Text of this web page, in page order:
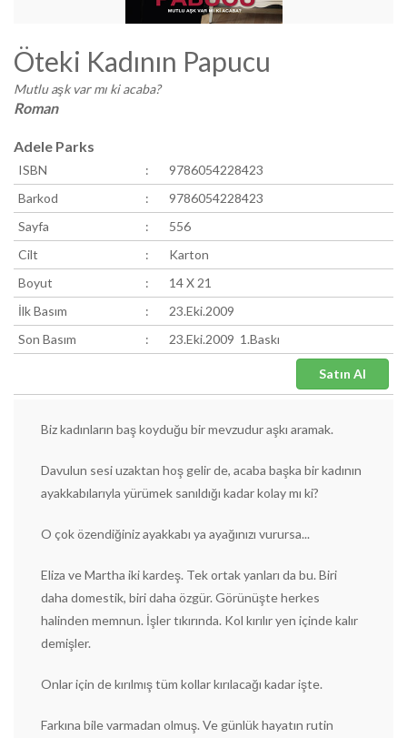
Öteki Kadının Papucu
Mutlu aşk var mı ki acaba?
Roman
Adele Parks
ISBN :
9786054228423
Barkod
:
9786054228423
Sayfa
:
556
Cilt
:
Karton
Boyut
:
14 X 21
İlk Basım
:
23.Eki.2009
Son Basım
: 23.Eki.2009 1.Baskı
Biz kadınların baş koyduğu bir mevzudur aşkı aramak.
Davulun sesi uzaktan hoş gelir de, acaba başka bir kadının
ayakkabılarıyla yürümek sanıldığı kadar kolay mı ki?
O çok özendiğiniz ayakkabı ya ayağınızı vurursa...
Eliza ve Martha iki kardeş. Tek ortak yanları da bu. Biri
daha domestik, biri daha özgür. Görünüşte herkes
halinden memnun. İşler tıkırında. Kol kırılır yen içinde kalır
demişler.
Onlar için de kırılmış tüm kollar kırılacağı kadar işte.
Farkına bile varmadan olmuş. Ve günlük hayatın rutin